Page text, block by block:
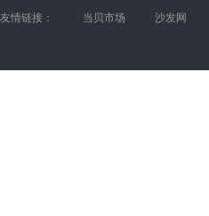
友情链接： 当贝市场 沙发网